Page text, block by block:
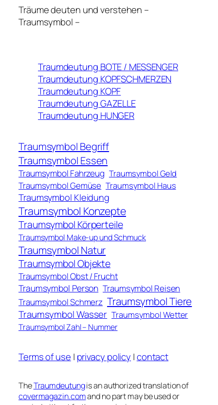
Träume deuten und verstehen –
Traumsymbol –
Traumdeutung BOTE / MESSENGER
Traumdeutung KOPFSCHMERZEN
Traumdeutung KOPF
Traumdeutung GAZELLE
Traumdeutung HUNGER
Traumsymbol Begriff
Traumsymbol Essen
Traumsymbol Fahrzeug Traumsymbol Geld
Traumsymbol Gemüse Traumsymbol Haus
Traumsymbol Kleidung
Traumsymbol Konzepte
Traumsymbol Körperteile
Traumsymbol Make-up und Schmuck
Traumsymbol Natur
Traumsymbol Objekte
Traumsymbol Obst / Frucht
Traumsymbol Person Traumsymbol Reisen
Traumsymbol Schmerz Traumsymbol Tiere
Traumsymbol Wasser Traumsymbol Wetter
Traumsymbol Zahl – Nummer
Terms of use | privacy policy |contact
TheTraumdeutungis an authorized translation of
covermagazin.comand no part may be used or